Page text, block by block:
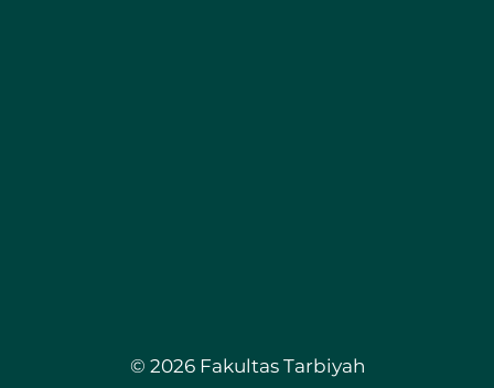
© 2026 Fakultas Tarbiyah